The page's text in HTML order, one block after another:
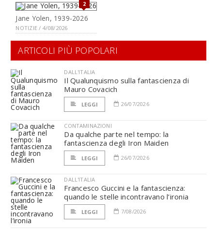
2
Jane Yolen, 1939-2026
NOTIZIE / 4/08/2026
ARTICOLI PIÙ POPOLARI
DALL'ITALIA
Il Qualunquismo sulla fantascienza di
Mauro Covacich
LEGGI 26/07/2026
CONTAMINAZIONI
Da qualche parte nel tempo: la
fantascienza degli Iron Maiden
LEGGI 26/07/2026
DALL'ITALIA
Francesco Guccini e la fantascienza:
quando le stelle incontravano l’ironia
LEGGI 7/08/2026